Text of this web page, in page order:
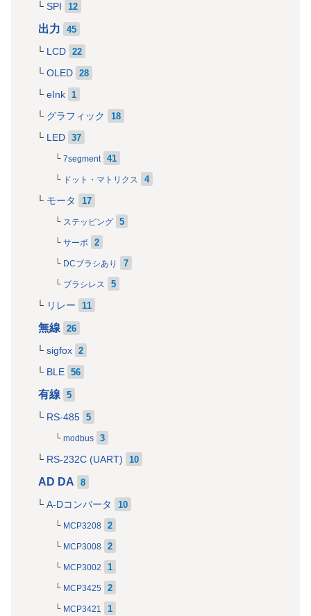
SPI 12
出力 45
LCD 22
OLED 28
eInk 1
グラフィック 18
LED 37
7segment 41
ドット・マトリクス 4
モータ 17
ステッピング 5
サーボ 2
DCブラシあり 7
ブラシレス 5
リレー 11
無線 26
sigfox 2
BLE 56
有線 5
RS-485 5
modbus 3
RS-232C (UART) 10
AD DA 8
A-Dコンバータ 10
MCP3208 2
MCP3008 2
MCP3002 1
MCP3425 2
MCP3421 1